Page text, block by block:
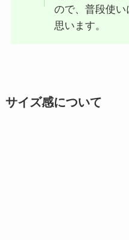
ので、普段使い
思います。
サイズ感について